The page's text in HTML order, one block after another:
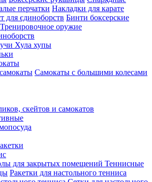
перчатки Накладки для карате
для єдиноборств Бинти боксерские
Тренировочное оружие
Хула хупы
Самокаты с большими колесами
скейтов и самокатов
для закрытых помещений Теннисные
Ракетки для настольного тенниса